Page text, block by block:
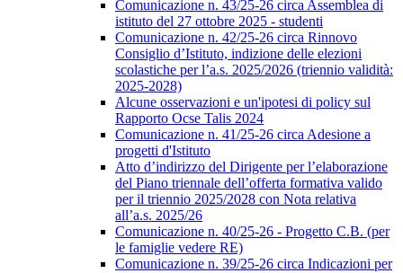
Comunicazione n. 43/25-26 circa Assemblea di
istituto del 27 ottobre 2025 - studenti
Comunicazione n. 42/25-26 circa Rinnovo
Consiglio d’Istituto, indizione delle elezioni
scolastiche per l’a.s. 2025/2026 (triennio validità:
2025-2028)
Alcune osservazioni e un'ipotesi di policy sul
Rapporto Ocse Talis 2024
Comunicazione n. 41/25-26 circa Adesione a
progetti d'Istituto
Atto d’indirizzo del Dirigente per l’elaborazione
del Piano triennale dell’offerta formativa valido
per il triennio 2025/2028 con Nota relativa
all’a.s. 2025/26
Comunicazione n. 40/25-26 - Progetto C.B. (per
le famiglie vedere RE)
Comunicazione n. 39/25-26 circa Indicazioni per